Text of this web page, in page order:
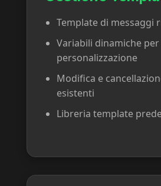
Template di messaggi
Variabili dinamiche per
personalizzazione
Modifica e
esistenti
Libreria template